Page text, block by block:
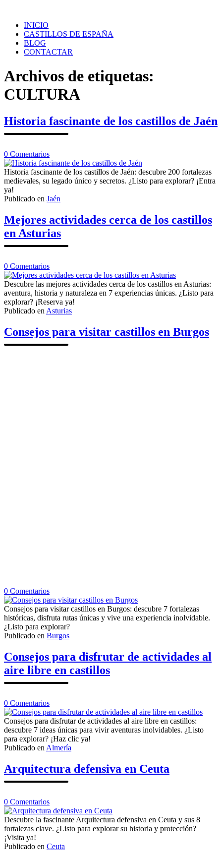
contenidoINICIO
CASTILLOS DE ESPAÑA
BLOG
CONTACTAR
Archivos de etiquetas:
CULTURA
Historia fascinante de los castillos de Jaén
0 Comentariosen
Historia
fascinante
de
castillos
Jaén
Historia fascinante de los castillos de Jaén: descubre 200 fortalezas
medievales, su legado único y secretos. ¿Listo para explorar? ¡Entra
ya!
Publicado en Jaén
Mejores actividades cerca de los castillos
en Asturias
0 Comentariosen
Mejores
actividades
cerca
de
los
Asturias
Descubre las mejores actividades cerca de los castillos en Asturias:
aventura, historia y naturaleza en 7 experiencias únicas. ¿Listo para
explorar? ¡Reserva ya!
Publicado en Asturias
Consejos para visitar castillos en Burgos
0 Comentariosen
Consejos
para
visitar
castillos
en
Consejos para visitar castillos en Burgos: descubre 7 fortalezas
históricas, disfruta rutas únicas y vive una experiencia inolvidable.
¿Listo para explorar?
Publicado en Burgos
Consejos para disfrutar de actividades al
aire libre en castillos
0 Comentariosen
Consejos
para
disfrutar
de
actividades
aire
libre
en
Consejos para disfrutar de actividades al aire libre en castillos:
descubre 7 ideas únicas para vivir aventuras inolvidables. ¿Listo
para explorar? ¡Haz clic ya!
Publicado en Almería
Arquitectura defensiva en Ceuta
0 Comentariosen
Arquitectura
defensiva
en
Descubre la fascinante Arquitectura defensiva en Ceuta y sus 8
fortalezas clave. ¿Listo para explorar su historia y protección?
¡Visita ya!
Publicado en Ceuta